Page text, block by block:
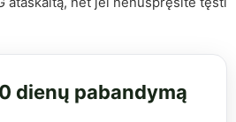
dienų pabandymą